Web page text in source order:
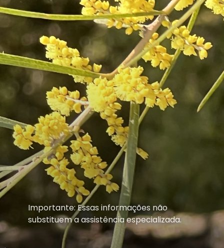
Importante: Essas informações não
substituem a assistência especializada.